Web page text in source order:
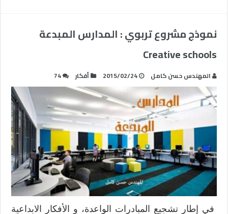
نموذج مشروع تربوي : المدارس المبدعة
Creative schools
المهندس حسن كامل 2015/02/24 أفكار 74
في إطار تشجيع المبادرات الواعدة، و الأفكار الابداعية